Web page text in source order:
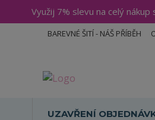
Využij 7% slevu na celý
BAREVNÉ ŠITÍ - NÁŠ PŘÍBĚH
UZAVŘENÍ